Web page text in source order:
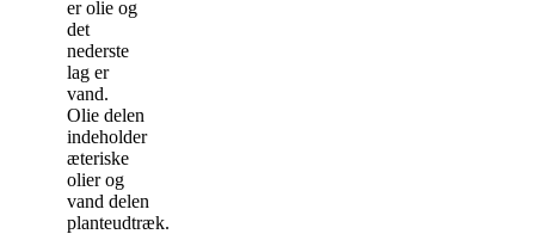
er olie og
det
nederste
lag er
vand.
Olie delen
indeholder
æteriske
olier og
vand delen
planteudtræk.